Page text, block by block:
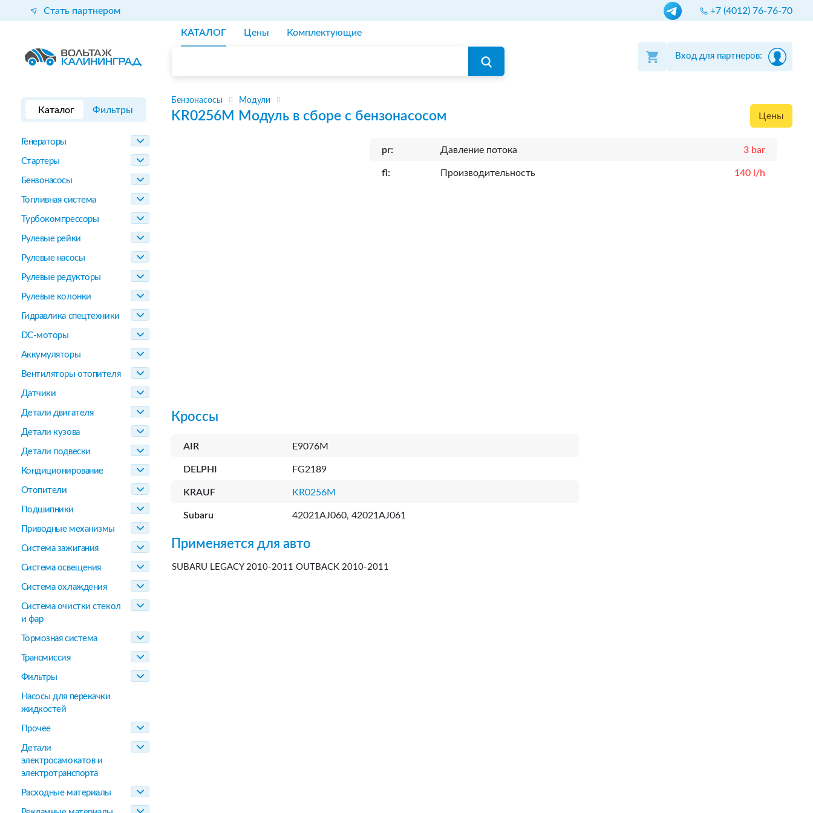
Стать партнером +7 (4012) 76-76-70
КАТАЛОГ Цены Комплектующие
Вход для партнеров:
Каталог Фильтры
Генераторы
Стартеры
Бензонасосы
Топливная система
Турбокомпрессоры
Рулевые рейки
Рулевые насосы
Рулевые редукторы
Рулевые колонки
Гидравлика спецтехники
DC-моторы
Аккумуляторы
Вентиляторы отопителя
Датчики
Детали двигателя
Детали кузова
Детали подвески
Кондиционирование
Отопители
Подшипники
Приводные механизмы
Система зажигания
Система освещения
Система охлаждения
Система очистки стекол
и фар
Тормозная система
Трансмиссия
Фильтры
Насосы для перекачки
жидкостей
Прочее
Детали
электросамокатов и
электротранспорта
Расходные материалы
Бензонасосы Модули
KR0256M Модуль в сборе с бензонасосом Цены
pr: Давление потока 3 bar
fl: Производительность 140 l/h
Кроссы
AIR E9076M
DELPHI FG2189
KRAUF KR0256M
Subaru 42021AJ060, 42021AJ061
Применяется для авто
SUBARU LEGACY 2010-2011 OUTBACK 2010-2011